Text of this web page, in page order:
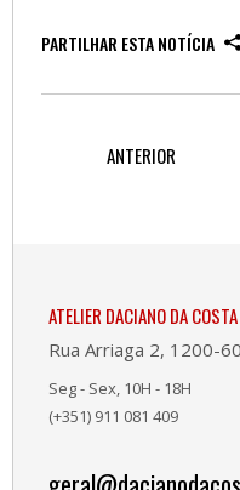
PARTILHAR ESTA NOTÍCIA
ANTERIOR
ATELIER DACIANO DA COSTA
Rua Arriaga 2, 1200-
Seg - Sex, 10H - 18H
(+351) 911 081 409